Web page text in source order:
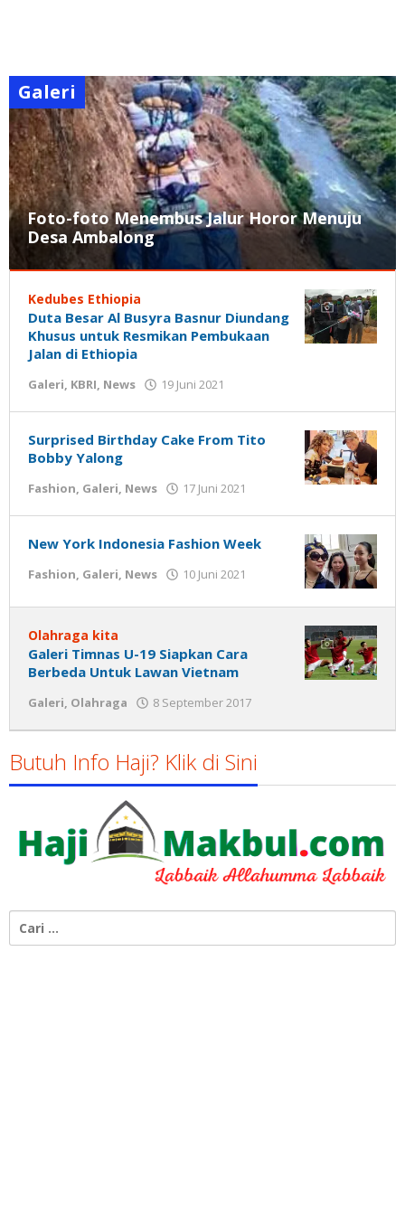
Foto-foto Menembus Jalur Horor Menuju
Desa Ambalong
Nasional,
News
2021
Gatot
Susanto
Galeri
Kedubes Ethiopia
Duta Besar Al Busyra Basnur Diundang
Khusus untuk Resmikan Pembukaan
Jalan di Ethiopia
Galeri, KBRI, News 19 Juni 2021
Susanto
Surprised Birthday Cake From Tito
Bobby Yalong
Fashion, Galeri, News 17 Juni 2021
Susanto
New York Indonesia Fashion Week
Fashion, Galeri, News 10 Juni 2021
Susanto
Olahraga kita
Galeri Timnas U-19 Siapkan Cara
Berbeda Untuk Lawan Vietnam
Galeri, Olahraga 8 September 2017
Susanto
Butuh Info Haji? Klik di Sini
untuk: